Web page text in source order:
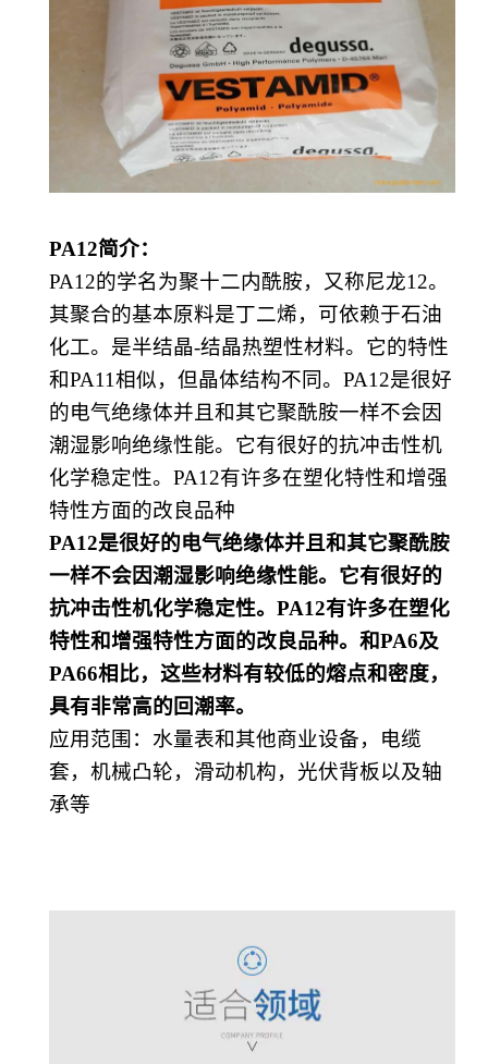
PA12简介：
PA12的学名为聚十二内酰胺，又称尼龙12。
其聚合的基本原料是丁二烯，可依赖于石油
化工。是半结晶-结晶热塑性材料。它的特性
和PA11相似，但晶体结构不同。PA12是很好
的电气绝缘体并且和其它聚酰胺一样不会因
潮湿影响绝缘性能。它有很好的抗冲击性机
化学稳定性。PA12有许多在塑化特性和增强
特性方面的改良品种
PA12是很好的电气绝缘体并且和其它聚酰胺
一样不会因潮湿影响绝缘性能。它有很好的
抗冲击性机化学稳定性。PA12有许多在塑化
特性和增强特性方面的改良品种。和PA6及
PA66相比，这些材料有较低的熔点和密度，
具有非常高的回潮率。
应用范围 ： 水量表和其他商业设备，电缆
套，机械凸轮，滑动机构，光伏背板以及轴
承等